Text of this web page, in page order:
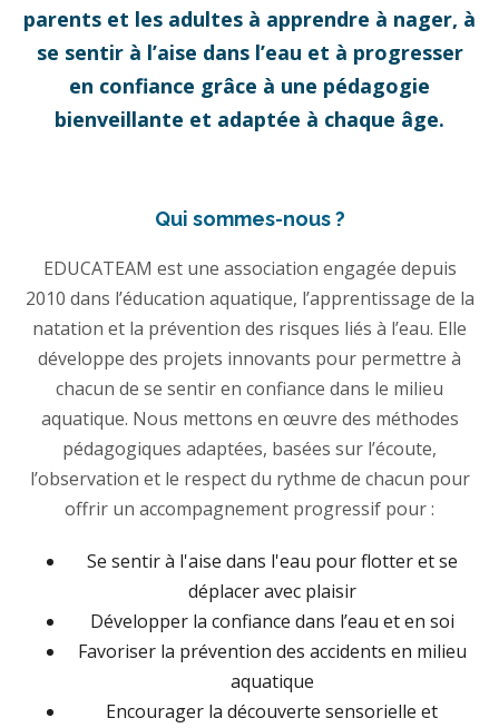
parents et les adultes à apprendre à nager, à
se sentir à l’aise dans l’eau et à progresser
en confiance grâce à une pédagogie
bienveillante et adaptée à chaque âge.
Qui sommes-nous ?
EDUCATEAM est une association engagée depuis
2010 dans l’éducation aquatique, l’apprentissage de la
natation et la prévention des risques liés à l’eau. Elle
développe des projets innovants pour permettre à
chacun de se sentir en confiance dans le milieu
aquatique. Nous mettons en œuvre des méthodes
pédagogiques adaptées, basées sur l’écoute,
l’observation et le respect du rythme de chacun pour
offrir un accompagnement progressif pour :
Se sentir à l'aise dans l'eau pour flotter et se
déplacer avec plaisir
Développer la confiance dans l’eau et en soi
Favoriser la prévention des accidents en milieu
aquatique
Encourager la découverte sensorielle et